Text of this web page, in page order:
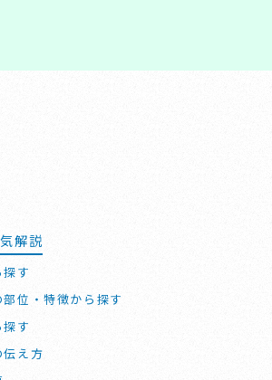
解説
す
部位・特徴から探す
す
伝え方